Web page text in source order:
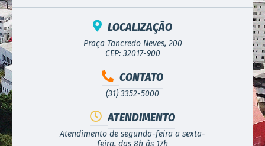
LOCALIZAÇÃO
Praça Tancredo Neves, 200
CEP: 32017-900
CONTATO
(31) 3352-5000
ATENDIMENTO
Atendimento de segunda-feira a sexta-
feira, das 8h às 17h